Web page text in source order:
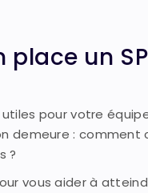
un
pour votre
demeure :
?
vous aider à